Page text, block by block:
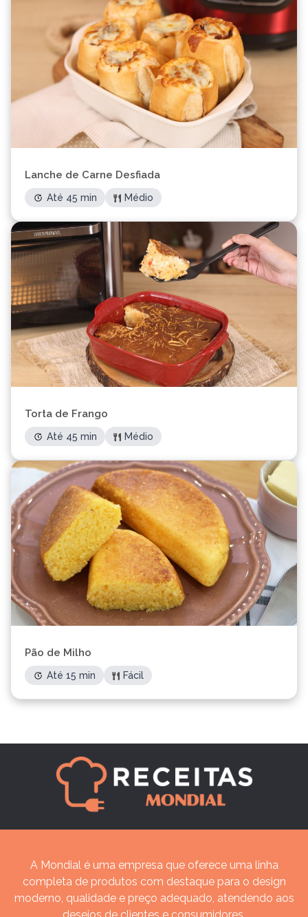
Lanche de Carne Desfiada
Até 45 min Médio
Torta de Frango
Até 45 min Médio
Pão de Milho
Até 15 min Fácil
A Mondial é uma empresa que oferece uma linha
completa de produtos com destaque para o design
moderno, qualidade e preço adequado, atendendo aos
desejos de clientes e consumidores.